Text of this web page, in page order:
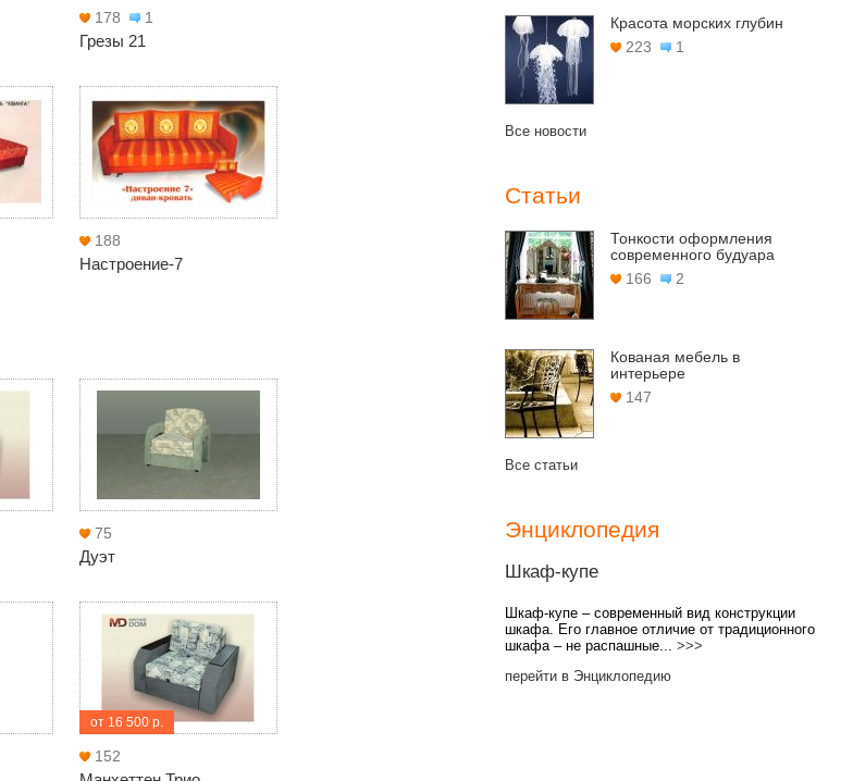
178 1
Грезы 21
188
Настроение-7
75
Дуэт
от 16 500 р.
152
Красота морских глубин
223
1
Все новости
Статьи
Тонкости оформления
современного будуара
166
2
Кованая мебель в
интерьере
147
Все статьи
Энциклопедия
Шкаф-купе
Шкаф-купе – современный вид конструкции
шкафа. Его главное отличие от традиционного
шкафа – не распашные...
>>>
перейти в Энциклопедию